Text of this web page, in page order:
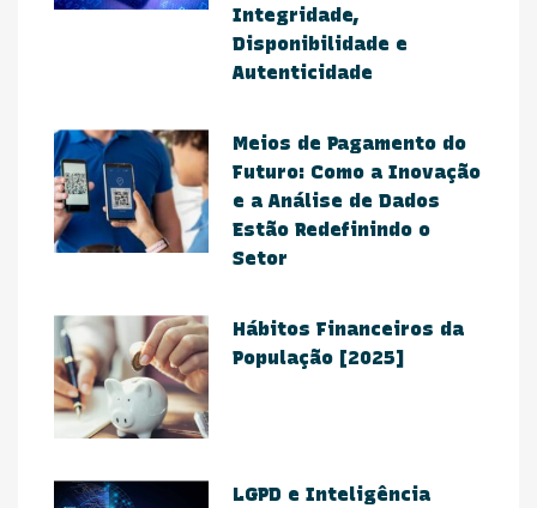
Integridade,
Disponibilidade e
Autenticidade
Meios de Pagamento do
Futuro: Como a Inovação
e a Análise de Dados
Estão Redefinindo o
Setor​
Hábitos Financeiros da
População [2025]
​LGPD e Inteligência